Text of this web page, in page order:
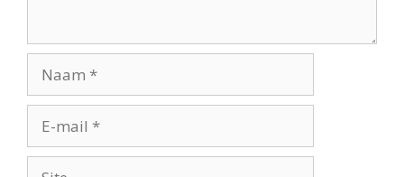
mail